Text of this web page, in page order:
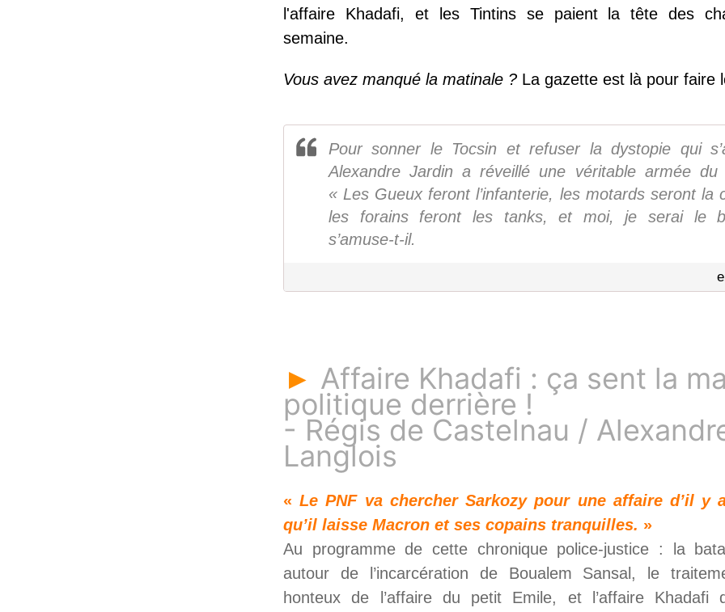
l'affaire Khadafi, et les Tintins se paient la tête des
semaine.
Vous avez manqué la matinale ? La gazette est là pour faire
Pour sonner le Tocsin et refuser la dystopie qui
Alexandre Jardin a réveillé une véritable armée du
« Les Gueux feront l’infanterie, les motards seront la
les forains feront les tanks, et moi, je serai le
s’amuse-t-il.
► Affaire Khadafi : ça sent la
politique derrière !
- Régis de Castelnau /
Langlois
«Le PNF va chercher Sarkozy pour une affaire d’il y
qu’il laisse Macron et ses copains tranquilles. »
Au programme de cette chronique police-justice : la
autour de l’incarcération de Boualem Sansal, le
honteux de l’affaire du petit Emile, et l’affaire Khadafi